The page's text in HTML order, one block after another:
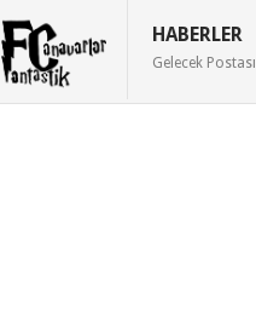
HABERLER
Gelecek Postası